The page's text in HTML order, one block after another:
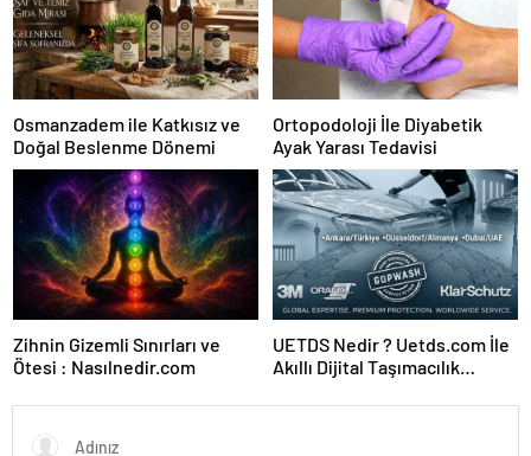
Osmanzadem ile Katkısız ve
Doğal Beslenme Dönemi
Ortopodoloji İle Diyabetik
Ayak Yarası Tedavisi
Zihnin Gizemli Sınırları ve
Ötesi : Nasılnedir.com
UETDS Nedir ? Uetds.com İle
Akıllı Dijital Taşımacılık